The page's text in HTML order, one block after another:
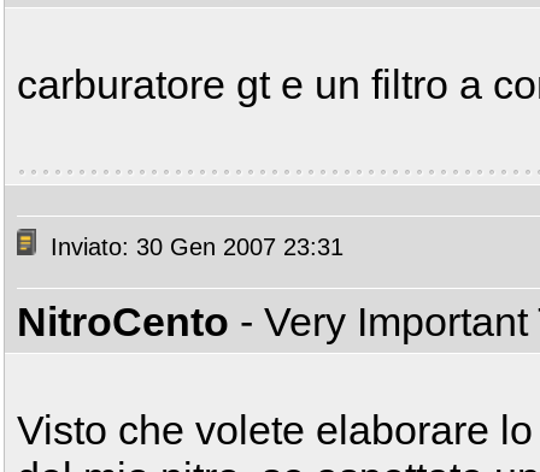
carburatore gt e un filtro a
Inviato: 30 Gen 2007 23:31
NitroCento - Very
Visto che volete elaborare